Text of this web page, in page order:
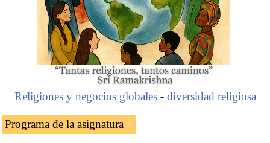
Religiones y negocios globales- diversidad religiosa
Programa de la asignatura